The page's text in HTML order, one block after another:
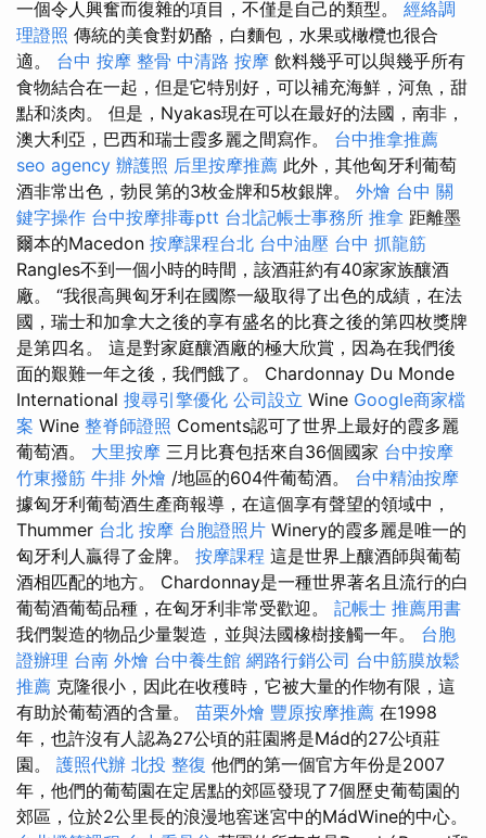
一個令人興奮而復雜的項目，不僅是自己的類型。 經絡調
理證照 傳統的美食對奶酪，白麵包，水果或橄欖也很合
適。 台中 按摩 整骨 中清路 按摩 飲料幾乎可以與幾乎所有
食物結合在一起，但是它特別好，可以補充海鮮，河魚，甜
點和淡肉。 但是，Nyakas現在可以在最好的法國，南非，
澳大利亞，巴西和瑞士霞多麗之間寫作。 台中推拿推薦
seo agency 辦護照 后里按摩推薦 此外，其他匈牙利葡萄
酒非常出色，勃艮第的3枚金牌和5枚銀牌。 外燴 台中 關
鍵字操作 台中按摩排毒ptt 台北記帳士事務所 推拿 距離墨
爾本的Macedon 按摩課程台北 台中油壓 台中 抓龍筋
Rangles不到一個小時的時間，該酒莊約有40家家族釀酒
廠。 “我很高興匈牙利在國際一級取得了出色的成績，在法
國，瑞士和加拿大之後的享有盛名的比賽之後的第四枚獎牌
是第四名。 這是對家庭釀酒廠的極大欣賞，因為在我們後
面的艱難一年之後，我們餓了。 Chardonnay Du Monde
International 搜尋引擎優化 公司設立 Wine Google商家檔
案 Wine 整脊師證照 Coments認可了世界上最好的霞多麗
葡萄酒。 大里按摩 三月比賽包括來自36個國家 台中按摩
竹東撥筋 牛排 外燴 /地區的604件葡萄酒。 台中精油按摩
據匈牙利葡萄酒生產商報導，在這個享有聲望的領域中，
Thummer 台北 按摩 台胞證照片 Winery的霞多麗是唯一的
匈牙利人贏得了金牌。 按摩課程 這是世界上釀酒師與葡萄
酒相匹配的地方。 Chardonnay是一種世界著名且流行的白
葡萄酒葡萄品種，在匈牙利非常受歡迎。 記帳士 推薦用書
我們製造的物品少量製造，並與法國橡樹接觸一年。 台胞
證辦理 台南 外燴 台中養生館 網路行銷公司 台中筋膜放鬆
推薦 克隆很小，因此在收穫時，它被大量的作物有限，這
有助於葡萄酒的含量。 苗栗外燴 豐原按摩推薦 在1998
年，也許沒有人認為27公頃的莊園將是Mád的27公頃莊
園。 護照代辦 北投 整復 他們的第一個官方年份是2007
年，他們的葡萄園在定居點的郊區發現了7個歷史葡萄園的
郊區，位於2公里長的浪漫地窖迷宮中的MádWine的中心。